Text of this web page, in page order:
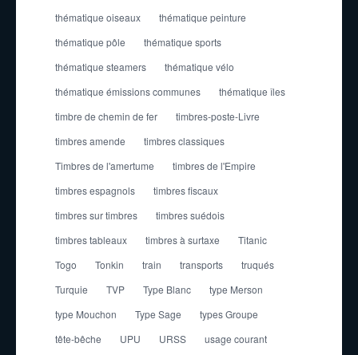
thématique oiseaux
thématique peinture
thématique pôle
thématique sports
thématique steamers
thématique vélo
thématique émissions communes
thématique îles
timbre de chemin de fer
timbres-poste-Livre
timbres amende
timbres classiques
Timbres de l'amertume
timbres de l'Empire
timbres espagnols
timbres fiscaux
timbres sur timbres
timbres suédois
timbres tableaux
timbres à surtaxe
Titanic
Togo
Tonkin train transports
truqués
Turquie
TVP Type Blanc
type Merson
type Mouchon
Type Sage
types Groupe
tête-bêche
UPU URSS
usage courant